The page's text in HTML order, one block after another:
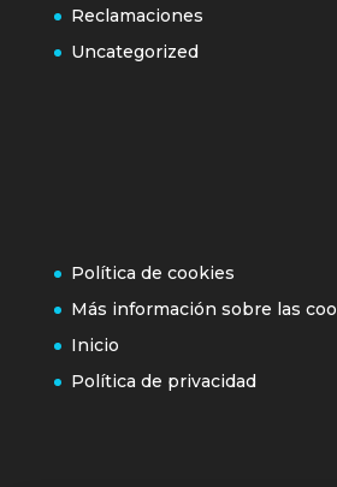
Reclamaciones
Uncategorized
Política de cookies
Más información sobre las
Inicio
Política de privacidad